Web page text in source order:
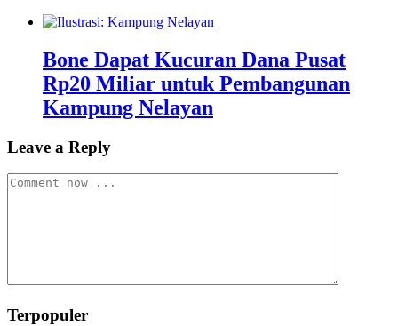
Bone Dapat Kucuran Dana Pusat
Rp20 Miliar untuk Pembangunan
Kampung Nelayan
Leave a Reply
Terpopuler